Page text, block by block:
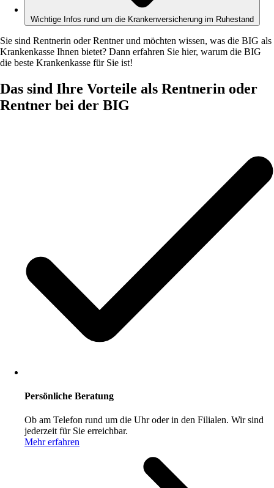
Wichtige Infos rund um die Krankenversicherung im Ruhestand
Sie sind Rentnerin oder Rentner und möchten wissen, was die BIG als
Krankenkasse Ihnen bietet? Dann erfahren Sie hier, warum die BIG
die beste Krankenkasse für Sie ist!
Das sind Ihre Vorteile als Rentnerin oder
Rentner bei der BIG
Persönliche Beratung
Ob am Telefon rund um die Uhr oder in den Filialen. Wir sind
jederzeit für Sie erreichbar.
Mehr erfahren